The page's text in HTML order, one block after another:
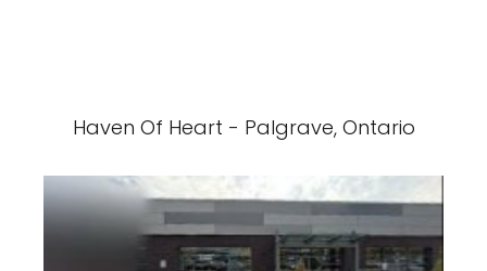
Haven Of Heart - Palgrave, Ontario